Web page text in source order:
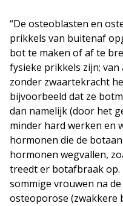
“De osteoblasten en
prikkels van buitenaf
bot te maken of af te
fysieke prikkels zijn;
zonder zwaartekracht
bijvoorbeeld dat ze
dan namelijk (door het
minder hard werken en
hormonen die de
hormonen wegvallen,
treedt er botafbraak op.
sommige vrouwen na
osteoporose (zwakkere